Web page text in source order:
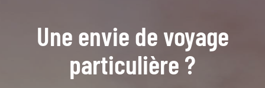
Une envie de voyage
particulière ?